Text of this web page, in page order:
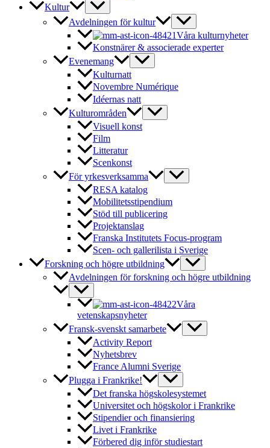
Kultur
Avdelningen för kultur
Våra kulturnyheter
Konstnärer & associerade experter
Evenemang
Kulturnatt
Novembre Numérique
Idéernas natt
Kulturområden
Visuell konst
Film
Litteratur
Scenkonst
För yrkesverksamma
RESA katalog
Mobilitetsstipendium
Stöd till publicering
Projektanslag
Franska Institutets Focus-program
Scen- och gallerilista i Sverige
Forskning och högre utbildning
Avdelningen för forskning och högre utbildning
Våra
vetenskapsnyheter
Fransk-svenskt samarbete
Activity Report
Nyhetsbrev
France Alumni Sverige
Plugga i Frankrike!
Det franska högskolesystemet
Universitet och högskolor i Frankrike
Stipendier och finansiering
Livet i Frankrike
Förbered dig inför studiestart